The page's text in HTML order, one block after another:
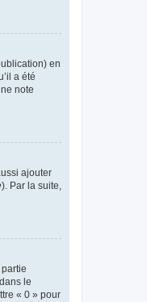
en
a été
note
ajouter
). Par la suite,
le
« 0 » pour